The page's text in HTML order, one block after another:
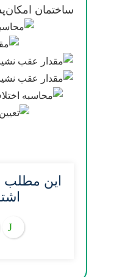
ﺳﺎﺧﺘﻤﺎن
این مطلب